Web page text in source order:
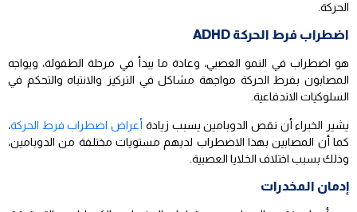
الحركة.
اضطراب فرط الحركة ADHD
هو اضطراب في النمو العصبي، وعادة ما يبدأ في مرحلة الطفولة، ويواجه
المصابون بفرط الحركة مواجهة مشاكل في التركيز والانتباه والتحكم في
السلوكيات الاندفاعية.
يشير الخبراء أن نقص الدوبامين يسبب زيادة أعراض اضطراب فرط الحركة،
كما أن المصابين بهذا الاضطراب لديهم مستويات مختلفة من الدوبامين،
وذلك بسبب اختلاف الخلايا العصبية.
إدمان المخدرات